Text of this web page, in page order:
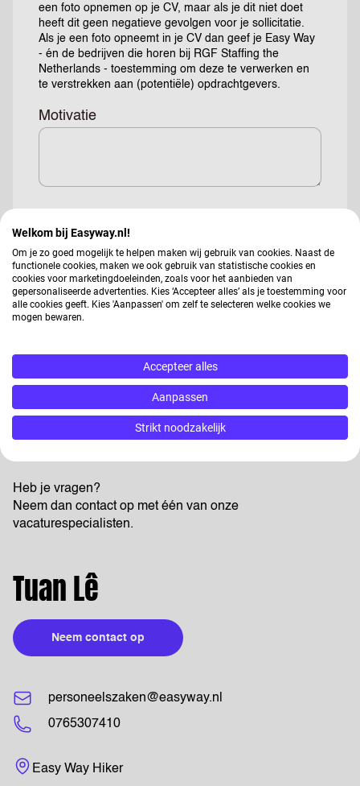
een foto opnemen op je CV, maar als je dit niet doet
heeft dit geen negatieve gevolgen voor je sollicitatie.
Als je een foto opneemt in je CV dan geef je Easy Way
- én de bedrijven die horen bij RGF Staffing the
Netherlands - toestemming om deze te verwerken en
te verstrekken aan (potentiële) opdrachtgevers.
Motivatie
arbeidsbemiddeling, dit vindt deels
geautomatiseerd plaats. In onsprivacy
statementkun je nalezen hoe wij jouw gegevens
verwerken.
Heb je vragen?
Neem dan contact op met één van onze
vacaturespecialisten.
Tuan Lê
Neem contact op
personeelszaken@easyway.nl
0765307410
Bezoekadres
Easy Way Hiker
Welkom bij Easyway.nl!
Om je zo goed mogelijk te helpen maken wij gebruik van cookies. Naast de
functionele cookies, maken we ook gebruik van statistische cookies en
cookies voor marketingdoeleinden, zoals voor het aanbieden van
gepersonaliseerde advertenties. Kies ‘Accepteer alles’ als je toestemming voor
alle cookies geeft. Kies 'Aanpassen' om zelf te selecteren welke cookies we
mogen bewaren.
Accepteer alles
Aanpassen
Strikt noodzakelijk